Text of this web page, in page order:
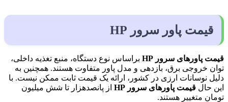
قیمت پاور سرور HP
قیمت پاورهای سرور HP
براساس نوع دستگاه، منبع تغذیه داخلی،
توان خروجی برق، بازدهی و مدل پاور متفاوت هستند. همچنین به
دلیل نوسانات ارزی در کشور، ارائه یک قیمت ثابت ممکن نیست. با
این حال قیمت پاورهای سرور HP
از پانصدهزار تا شش میلیون
تومان متغییر هستند.